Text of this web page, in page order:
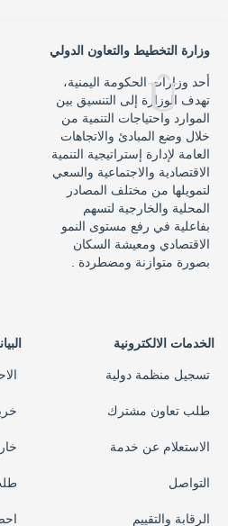
وزارة التخطيط والتعاون الدولي
أحد وزارات الحكومة اليمنية،
تهدف الوزارة إلى التنسيق بين
الموارد واحتياجات التنمية من
خلال وضع المبادئ والاتجاهات
العامة لإدارة إستراتيجية التنمية
الاقتصادية والاجتماعية والسعي
لتمويلها من مختلف المصادر
المحلية والخارجية لتسهم
بفاعلية في رفع مستوى النمو
الاقتصادي ومعيشة السكان
بصورة متوازنة ومضطردة .
الخدمات الالكترونية
تسجيل منظمة دولية
طلب تعاون مشترك
الاستعلام عن خدمة
التواصل
الرقابة والتقييم